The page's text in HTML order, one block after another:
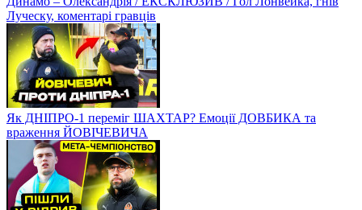
Луческу, коментарі гравців
Як ДНІПРО-1 переміг ШАХТАР? Емоції ДОВБИКА та
враження ЙОВІЧЕВИЧА